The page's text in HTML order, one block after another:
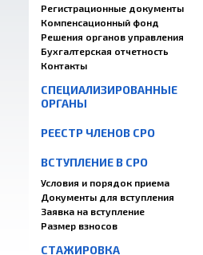
Регистрационные документы
Компенсационный фонд
Решения органов управления
Бухгалтерская отчетность
Контакты
СПЕЦИАЛИЗИРОВАННЫЕ
ОРГАНЫ
РЕЕСТР ЧЛЕНОВ СРО
ВСТУПЛЕНИЕ В СРО
Условия и порядок приема
Документы для вступления
Заявка на вступление
Размер взносов
СТАЖИРОВКА